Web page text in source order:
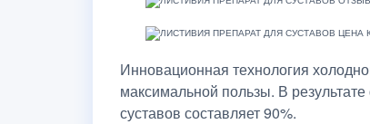
Инновационная технология
максимальной пользы. В
суставов составляет 90%.